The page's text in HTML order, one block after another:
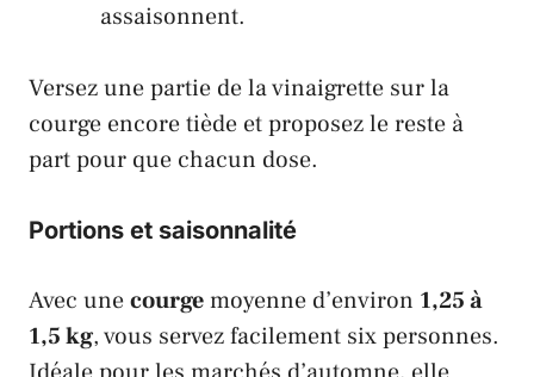
assaisonnent.
Versez une partie de la vinaigrette sur la
courge encore tiède et proposez le reste à
part pour que chacun dose.
Portions et saisonnalité
Avec unecourgemoyenne d’environ 1,25 à
1,5 kg, vous servez facilement six personnes.